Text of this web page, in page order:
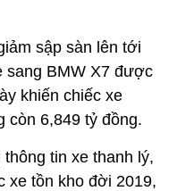
sập sàn lên tới
sang BMW X7 được
khiến chiếc xe
còn 6,849 tỷ đồng.
tin xe thanh lý,
xe tồn kho đời 2019,